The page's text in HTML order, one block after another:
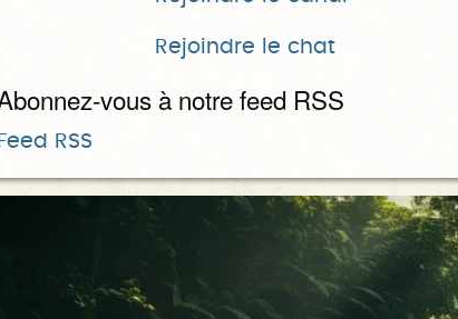
Rejoindre le chat
vous à notre feed RSS
Feed RSS